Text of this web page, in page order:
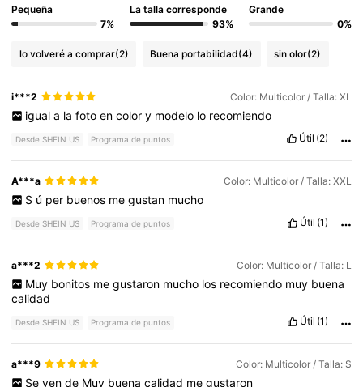
Pequeña
7%
La talla corresponde
93%
Grande
0%
lo volveré a comprar(2) Buena portabilidad(4) sin olor(2)
i***2 Color: Multicolor / Talla: XL
igual a la foto en color y modelo lo recomiendo
Desde SHEIN US Programa de puntos Útil (2)
A***a Color: Multicolor / Talla: XXL
S ú per buenos me gustan mucho
Desde SHEIN US Programa de puntos Útil (1)
a***2 Color: Multicolor / Talla: L
Muy bonitos me gustaron mucho los recomiendo muy buena
calidad
Desde SHEIN US Programa de puntos Útil (1)
a***9 Color: Multicolor / Talla: S
Se ven de Muy buena calidad me gustaron